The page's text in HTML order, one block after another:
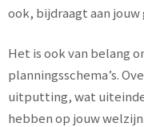
ook, bijdraagt aan jouw
Het is ook van belang
planningsschema’s.
uitputting, wat
hebben op jouw